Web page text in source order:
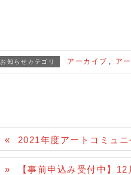
お知らせカテゴリ アーカイブ , ア
2021年度アートコミュ
【事前申込み受付中】